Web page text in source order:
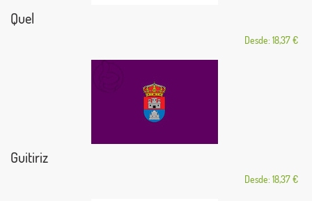
Quel
Desde: 18,37 €
Guitiriz
Desde: 18,37 €